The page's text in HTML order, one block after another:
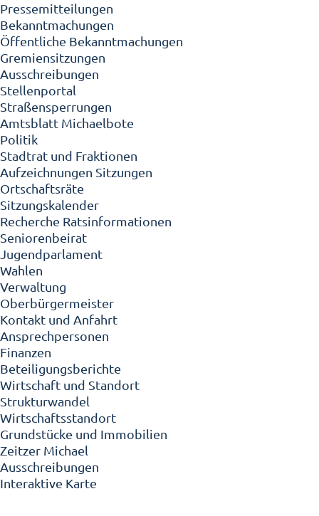
Pressemitteilungen
Bekanntmachungen
Öffentliche Bekanntmachungen
Gremiensitzungen
Ausschreibungen
Stellenportal
Straßensperrungen
Amtsblatt Michaelbote
Politik
Stadtrat und Fraktionen
Aufzeichnungen Sitzungen
Ortschaftsräte
Sitzungskalender
Recherche Ratsinformationen
Seniorenbeirat
Jugendparlament
Wahlen
Verwaltung
Oberbürgermeister
Kontakt und Anfahrt
Ansprechpersonen
Finanzen
Beteiligungsberichte
Wirtschaft und Standort
Strukturwandel
Wirtschaftsstandort
Grundstücke und Immobilien
Zeitzer Michael
Ausschreibungen
Interaktive Karte